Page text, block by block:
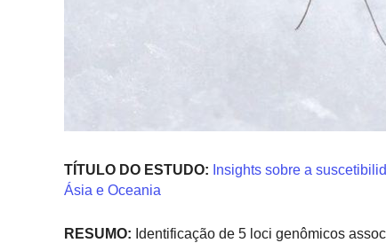
TÍTULO DO ESTUDO: Insights sobre a
Ásia e Oceania
RESUMO: Identificação de 5 loci genômicos